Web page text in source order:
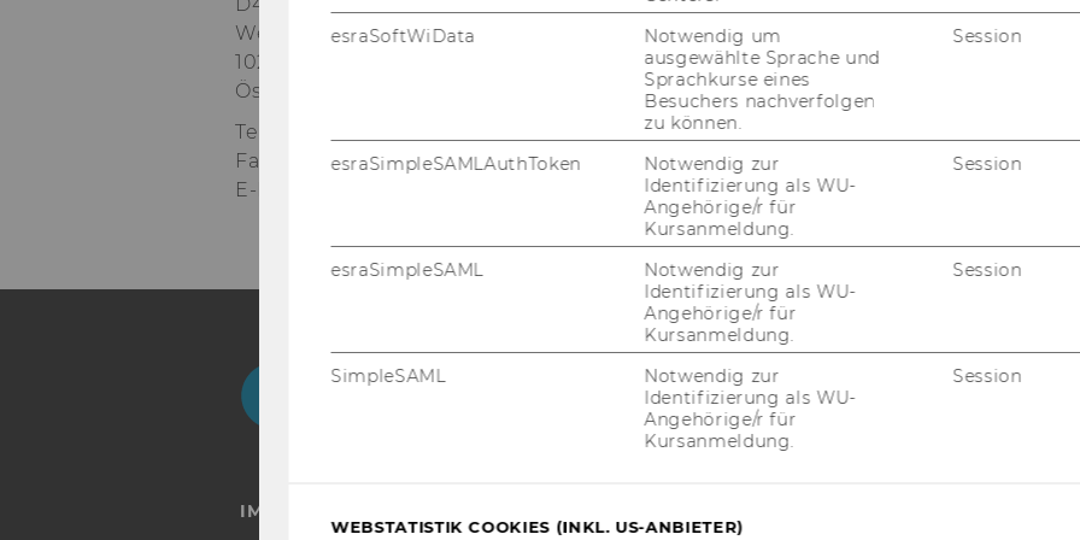
Welthandelsplatz 1
1020
Österreich
Tel:
Fax
+43-1-31336-904166 / +43-1-31336-904775
E-Mail:
FacebookInstagramBlog NewsletterBluesky
IMPRESSUM
ACCREDITED
esraSoftWiData
Notwendig um
ausgewählte Sprache und
Sprachkurse eines
Besuchers nachverfolgen
zu können.
Session
esraSimpleSAMLAuthToken
Notwendig zur
Identifizierung als WU-
Angehörige/r für
Kursanmeldung.
Session
esraSimpleSAML
Notwendig zur
Identifizierung als WU-
Angehörige/r für
Kursanmeldung.
Session
SimpleSAML
Notwendig zur
Identifizierung als WU-
Angehörige/r für
Kursanmeldung.
Session
WEBSTATISTIK COOKIES (INKL. US-ANBIETER)